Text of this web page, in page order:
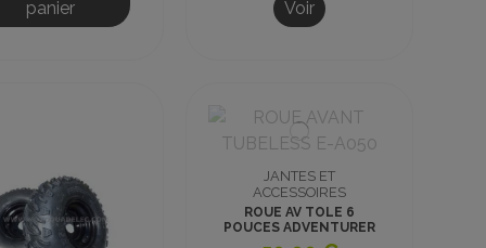
panier
Voir
JANTES ET
ACCESSOIRES
ROUE AV TOLE 6
POUCES ADVENTURER
SW683 TUBELESS x2